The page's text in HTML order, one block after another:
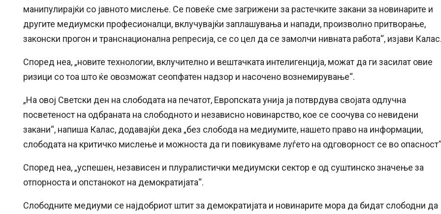
манипулирајќи со јавното мислење. Се повеќе сме загрижени за растечките закани за новинарите и
другите медиумски професионалци, вклучувајќи заплашувања и напади, произволно притворање,
законски прогон и транснационална репресија, се со цел да се замолчи нивната работа“, изјави Калас.
Според неа, „новите технологии, вклучително и вештачката интелигенција, можат да ги засилат овие
ризици со тоа што ќе овозможат сеопфатен надзор и насочено вознемирување“.
„На овој Светски ден на слободата на печатот, Европската унија ја потврдува својата одлучна
посветеност на одбраната на слободното и независно новинарство, кое се соочува со невидени
закани“, напиша Калас, додавајќи дека „без слобода на медиумите, нашето право на информации,
слободата на критичко мислење и можноста да ги повикуваме луѓето на одговорност се во
Според неа, „успешен, независен и плуралистички медиумски сектор е од суштинско значење за
отпорноста и опстанокот на демократијата“.
Слободните медиуми се најдобриот штит за демократијата и новинарите мора да бидат слободни да